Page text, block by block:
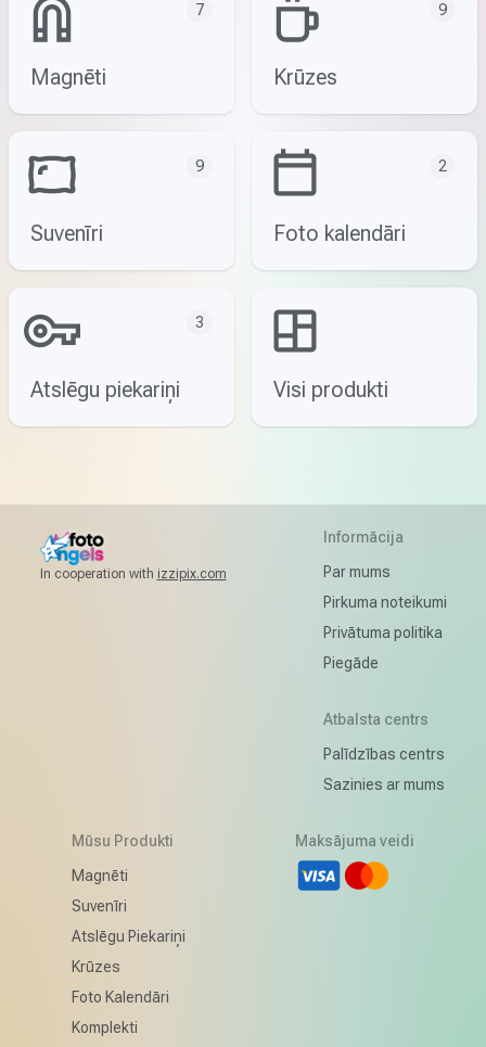
Magnēti
7
Krūzes
9
Suvenīri
9
Foto kalendāri
2
Atslēgu piekariņi
3
Visi produkti
In cooperation with izzipix.com
Informācija
Par mums
Pirkuma noteikumi
Privātuma politika
Piegāde
Atbalsta centrs
Palīdzības centrs
Sazinies ar mums
Mūsu Produkti
Magnēti
Suvenīri
Atslēgu Piekariņi
Krūzes
Foto Kalendāri
Komplekti
Maksājuma veidi